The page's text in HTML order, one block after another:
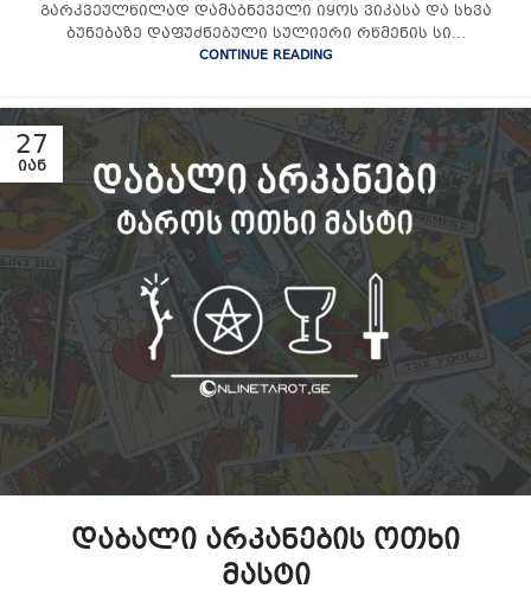
გარკვეულწილად დამაბნეველი იყოს ვიკასა და სხვა
ბუნებაზე დაფუძნებული სულიერი რწმენის სი...
CONTINUE READING
27
ᲘᲐᲜ
დაბალი არკანების ოთხი
მასტი